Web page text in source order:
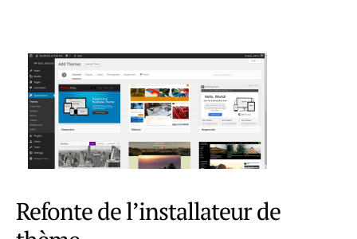
Refonte de l’installateur de